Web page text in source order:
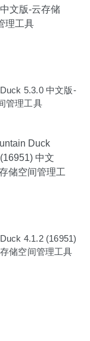
5.3.0 中文版-
管理工具
4.1.2 (16951)
储空间管理工具